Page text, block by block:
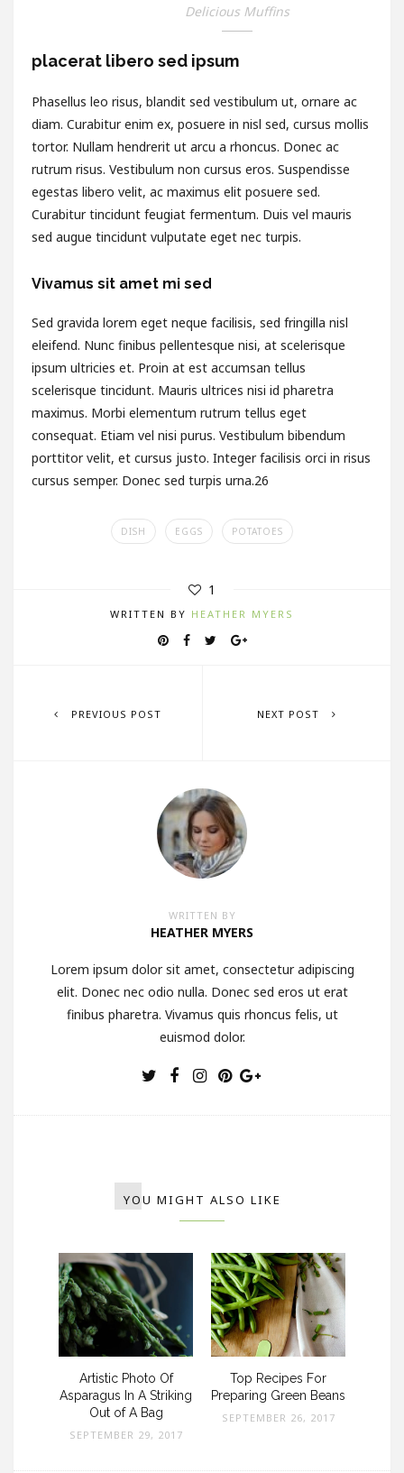
Delicious Muffins
placerat libero sed ipsum
Phasellus leo risus, blandit sed vestibulum ut, ornare ac
diam. Curabitur enim ex, posuere in nisl sed, cursus mollis
tortor. Nullam hendrerit ut arcu a rhoncus. Donec ac
rutrum risus. Vestibulum non cursus eros. Suspendisse
egestas libero velit, ac maximus elit posuere sed.
Curabitur tincidunt feugiat fermentum. Duis vel mauris
sed augue tincidunt vulputate eget nec turpis.
Vivamus sit amet mi sed
Sed gravida lorem eget neque facilisis, sed fringilla nisl
eleifend. Nunc finibus pellentesque nisi, at scelerisque
ipsum ultricies et. Proin at est accumsan tellus
scelerisque tincidunt. Mauris ultrices nisi id pharetra
maximus. Morbi elementum rutrum tellus eget
consequat. Etiam vel nisi purus. Vestibulum bibendum
porttitor velit, et cursus justo. Integer facilisis orci in risus
cursus semper. Donec sed turpis urna.26
DISH EGGS POTATOES
1
WRITTEN BY HEATHER MYERS
PREVIOUS POST NEXT POST
WRITTEN BY
HEATHER MYERS
Lorem ipsum dolor sit amet, consectetur adipiscing
elit. Donec nec odio nulla. Donec sed eros ut erat
finibus pharetra. Vivamus quis rhoncus felis, ut
euismod dolor.
YOU MIGHT ALSO LIKE
Artistic Photo Of
Asparagus In A Striking
Out of A Bag
SEPTEMBER 29, 2017
Top Recipes For
Preparing Green Beans
SEPTEMBER 26, 2017